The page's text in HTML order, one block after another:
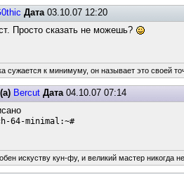
Дата03.10.07 12:20
Просто сказать не можешь?
сужается к минимуму, он называет это своей
Bercut Дата04.10.07 07:14
64-minimal:~#
искуству кун-фу, и великий мастер никогда